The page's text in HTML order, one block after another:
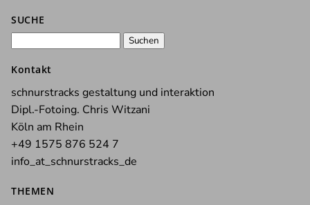
SUCHE
Kontakt
schnurstracks gestaltung und interaktion
Dipl.-Fotoing. Chris Witzani
Köln am Rhein
+49 1575 876 524 7
info_at_schnurstracks_de
THEMEN